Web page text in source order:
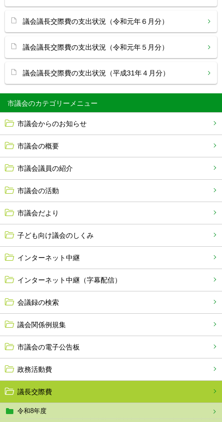
市議会
市議会からのお知らせ
市議会の概要
市議会議員の紹介
市議会の活動
市議会だより
子ども向け議会のしくみ
インターネット中継
インターネット中継（字幕配信）
会議録の検索
議会関係例規集
市議会の電子公告板
政務活動費
議長交際費
令和8年度
議会議長交際費の支出状況（令和元年６月分）
議会議長交際費の支出状況（令和元年５月分）
議会議長交際費の支出状況（平成31年４月分）